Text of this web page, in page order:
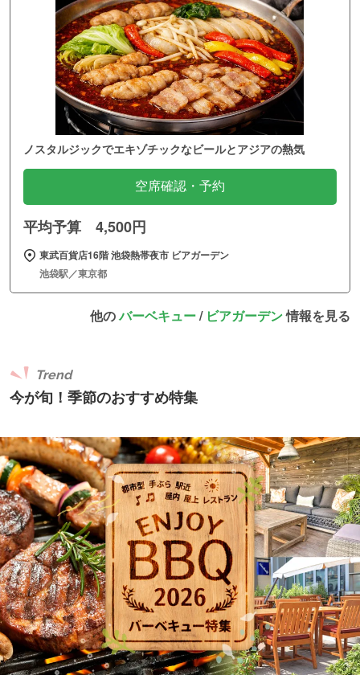
ノスタルジックでエキゾチックなビールとアジアの熱気
空席確認・予約
平均予算 4,500円
東武百貨店16階 池袋熱帯夜市 ビアガーデン
池袋駅／東京都
他のバーベキュー/ ビアガーデン情報を見る
今が旬！季節のおすすめ特集
Trend